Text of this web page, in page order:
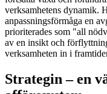
verksamhetens dynamik.
anpassningsförmåga en
prioriterades som "all
av en insikt och
verksamheten in i
Strategin – en